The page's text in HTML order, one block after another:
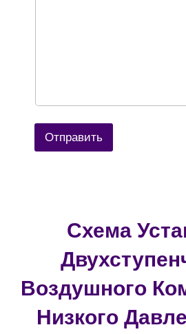
Отправить
Схема
Воздушного
Низкого